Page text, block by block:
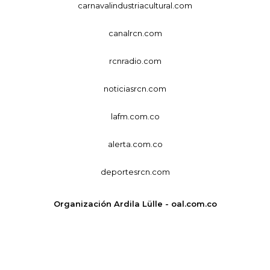
carnavalindustriacultural.com
canalrcn.com
rcnradio.com
noticiasrcn.com
lafm.com.co
alerta.com.co
deportesrcn.com
Organización Ardila Lülle - oal.com.co